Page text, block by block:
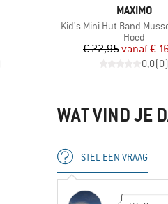
MERK
MAXIMO
Artikel
Kid's Mini Hut Band
Hoed
Prijs
€ 22,95vanaf€
0,0(0)
WAT VIND JE
STEL EEN VRAAG